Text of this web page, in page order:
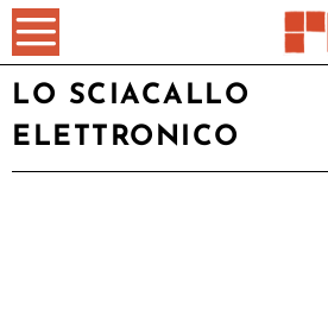
LO SCIACALLO
ELETTRONICO